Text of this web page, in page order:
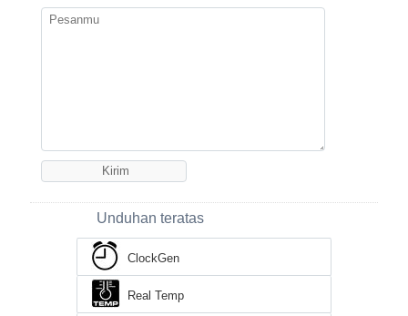
Unduhan teratas
ClockGen
Real Temp